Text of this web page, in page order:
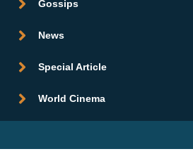
Gossips
News
Special Article
World Cinema